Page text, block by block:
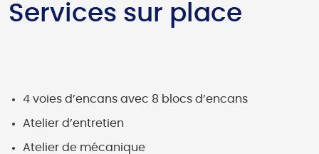
Services sur place
4 voies d’encans avec 8 blocs d’encans
Atelier d’entretien
Atelier de mécanique